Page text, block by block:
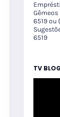
Gêmeos
6519 ou
6519
TV